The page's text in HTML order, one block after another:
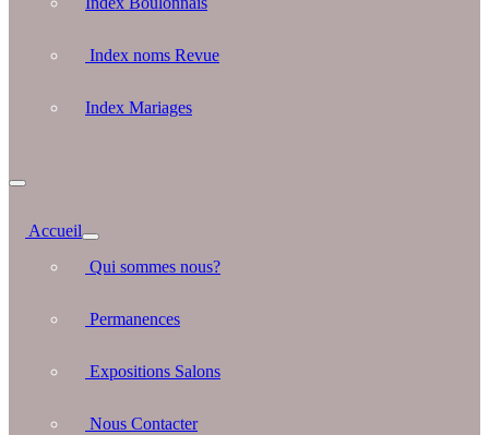
Index noms Revue
Index Mariages
Accueil
Qui sommes nous?
Permanences
Expositions Salons
Nous Contacter